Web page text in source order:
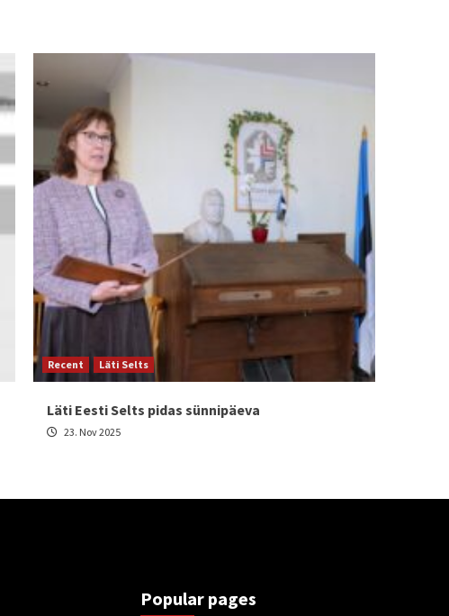
Recent Läti Selts
Läti Eesti Selts pidas sünnipäeva
23. Nov 2025
Popular pages